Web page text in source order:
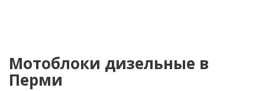
Мотоблоки дизельные в
Перми